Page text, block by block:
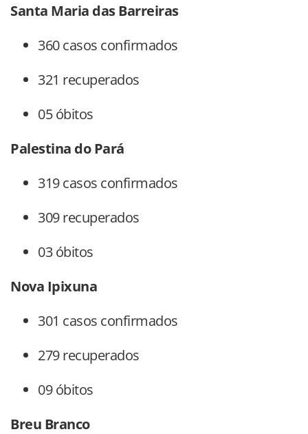
Santa Maria das Barreiras
360 casos confirmados
321 recuperados
05 óbitos
Palestina do Pará
319 casos confirmados
309 recuperados
03 óbitos
Nova Ipixuna
301 casos confirmados
279 recuperados
09 óbitos
Breu Branco